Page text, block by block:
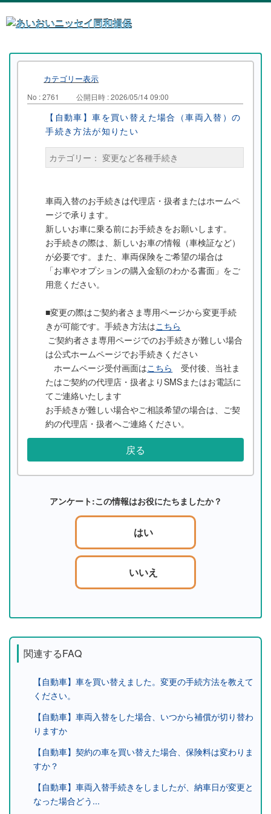
カテゴリー表示
No : 2761 公開日時 : 2026/05/14 09:00
【自動車】車を買い替えた場合（車両入替）の
手続き方法が知りたい
カテゴリー： 変更など各種手続き
車両入替のお手続きは代理店・扱者またはホームペ
ージで承ります。
新しいお車に乗る前にお手続きをお願いします。
お手続きの際は、新しいお車の情報（車検証など）
が必要です。また、車両保険をご希望の場合は
「お車やオプションの購入金額のわかる書面」をご
用意ください。
■変更の際はご契約者さま専用ページから変更手続
きが可能です。手続き方法はこちら
ご契約者さま専用ページでのお手続きが難しい場合
は公式ホームページでお手続きください
ホームページ受付画面はこちら
受付後、当社ま
たはご契約の代理店・扱者よりSMSまたはお電話に
てご連絡いたします
お手続きが難しい場合やご相談希望の場合は、ご契
約の代理店・扱者へご連絡ください。
戻る
アンケート:この情報はお役にたちましたか？
はい
いいえ
関連するFAQ
【自動車】車を買い替えました。変更の手続方法を教えて
ください。
【自動車】車両入替をした場合、いつから補償が切り替わ
りますか
【自動車】契約の車を買い替えた場合、保険料は変わりま
すか？
【自動車】車両入替手続きをしましたが、納車日が変更と
なった場合どう...